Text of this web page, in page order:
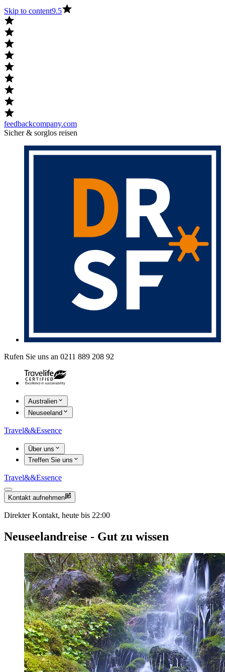
Skip to content9.5
feedbackcompany.com
Sicher & sorglos reisen
Rufen Sie uns an 0211 889 208 92
Australien
Neuseeland
Travel&&Essence
Über uns
Treffen Sie uns
Travel&&Essence
Kontakt aufnehmen
Direkter Kontakt, heute bis 22:00
Neuseelandreise - Gut zu wissen